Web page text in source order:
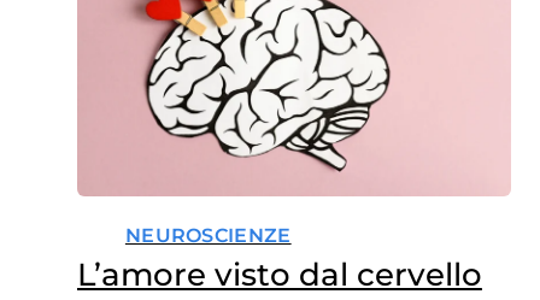
NEUROSCIENZE
L’amore visto dal cervello